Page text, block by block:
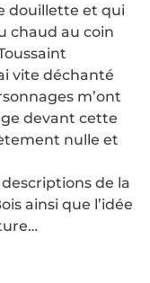
douillette et qui
chaud au coin
vite déchanté
m’ont
devant cette
nulle et
de la
ainsi que l’idée